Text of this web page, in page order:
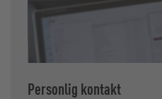
Personlig kontakt